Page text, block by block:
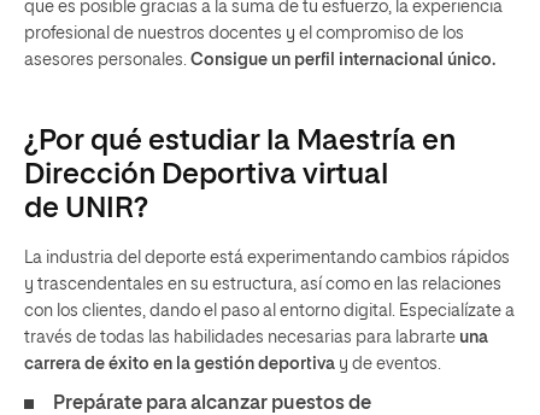
que es posible gracias a la suma de tu esfuerzo, la experiencia
profesional de nuestros docentes y el compromiso de los
asesores personales. Consigue un perfil internacional único.
¿Por qué estudiar la Maestría en
Dirección Deportiva virtual
de UNIR?
La industria del deporte está experimentando cambios rápidos
y trascendentales en su estructura, así como en las relaciones
con los clientes, dando el paso al entorno digital. Especialízate a
través de todas las habilidades necesarias para labrarte una
carrera de éxito en la gestión deportiva y de eventos.
Prepárate para alcanzar puestos de